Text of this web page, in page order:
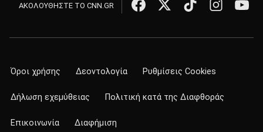
ΑΚΟΛΟΥΘΗΣΤΕ ΤΟ CNN.GR
Όροι χρήσης Δεοντολογία Ρυθμίσεις Cookies
Δήλωση εχεμύθειας Πολιτική κατά της Διαφθοράς
Επικοινωνία Διαφήμιση